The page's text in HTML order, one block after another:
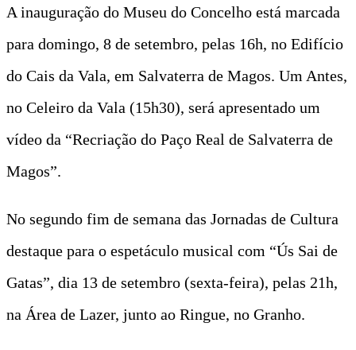
A inauguração do Museu do Concelho está marcada
para domingo, 8 de setembro, pelas 16h, no Edifício
do Cais da Vala, em Salvaterra de Magos. Um Antes,
no Celeiro da Vala (15h30), será apresentado um
vídeo da “Recriação do Paço Real de Salvaterra de
Magos”.
No segundo fim de semana das Jornadas de Cultura
destaque para o espetáculo musical com “Ús Sai de
Gatas”, dia 13 de setembro (sexta-feira), pelas 21h,
na Área de Lazer, junto ao Ringue, no Granho.